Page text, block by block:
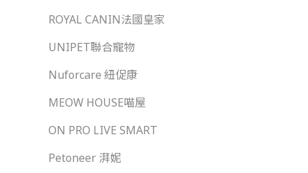
ROYAL CANIN法國皇家
UNIPET聯合寵物
Nuforcare 紐促康
MEOW HOUSE喵屋
ON PRO LIVE SMART
Petoneer 湃妮